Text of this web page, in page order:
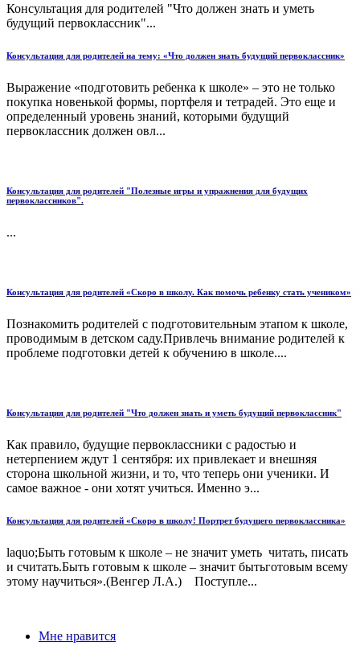
Консультация для родителей "Что должен знать и уметь
будущий первоклассник"...
Консультация для родителей на тему: «Что должен знать будущий первоклассник»
Выражение «подготовить ребенка к школе» – это не только
покупка новенькой формы, портфеля и тетрадей. Это еще и
определенный уровень знаний, которыми будущий
первоклассник должен овл...
Консультация для родителей "Полезные игры и упражнения для будущих
первоклассников".
...
Консультация для родителей «Скоро в школу. Как помочь ребенку стать учеником»
Познакомить родителей с подготовительным этапом к школе,
проводимым в детском саду.Привлечь внимание родителей к
проблеме подготовки детей к обучению в школе....
Консультация для родителей "Что должен знать и уметь будущий первоклассник"
Как правило, будущие первоклассники с радостью и
нетерпением ждут 1 сентября: их привлекает и внешняя
сторона школьной жизни, и то, что теперь они ученики. И
самое важное - они хотят учиться. Именно э...
Консультация для родителей «Скоро в школу! Портрет будущего первоклассника»
laquo;Быть готовым к школе – не значит уметь читать, писать
и считать.Быть готовым к школе – значит бытьготовым всему
этому научиться».(Венгер Л.А.) Поступле...
Мне нравится